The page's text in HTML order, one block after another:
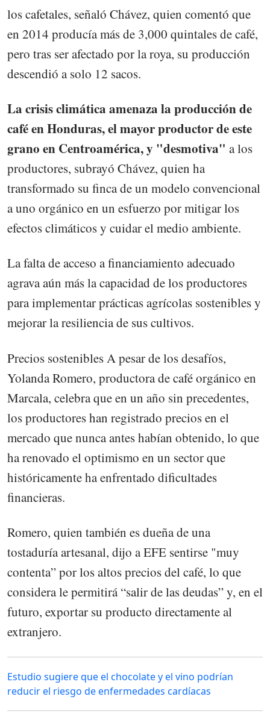
los cafetales, señaló Chávez, quien comentó que
en 2014 producía más de 3,000 quintales de café,
pero tras ser afectado por la roya, su producción
descendió a solo 12 sacos.
La crisis climática amenaza la producción de
café en Honduras, el mayor productor de este
grano en Centroamérica, y "desmotiva" a los
productores, subrayó Chávez, quien ha
transformado su finca de un modelo convencional
a uno orgánico en un esfuerzo por mitigar los
efectos climáticos y cuidar el medio ambiente.
La falta de acceso a financiamiento adecuado
agrava aún más la capacidad de los productores
para implementar prácticas agrícolas sostenibles y
mejorar la resiliencia de sus cultivos.
Precios sostenibles A pesar de los desafíos,
Yolanda Romero, productora de café orgánico en
Marcala, celebra que en un año sin precedentes,
los productores han registrado precios en el
mercado que nunca antes habían obtenido, lo que
ha renovado el optimismo en un sector que
históricamente ha enfrentado dificultades
financieras.
Romero, quien también es dueña de una
tostaduría artesanal, dijo a EFE sentirse "muy
contenta” por los altos precios del café, lo que
considera le permitirá “salir de las deudas” y, en el
futuro, exportar su producto directamente al
extranjero.
Estudio sugiere que el chocolate y el vino podrían
reducir el riesgo de enfermedades cardíacas